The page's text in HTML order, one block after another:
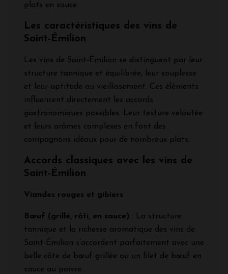
plats en sauce.
Les caractéristiques des vins de
Saint-Émilion
Les vins de Saint-Émilion se distinguent par leur
structure tannique et équilibrée, leur souplesse
et leur aptitude au vieillissement. Ces éléments
influencent directement les accords
gastronomiques possibles. Leur texture veloutée
et leurs arômes complexes en font des
compagnons idéaux pour de nombreux plats.
Accords classiques avec les vins de
Saint-Émilion
Viandes rouges et gibiers
Bœuf (grillé, rôti, en sauce) : La structure
tannique et la richesse aromatique des vins de
Saint-Émilion s’accordent parfaitement avec une
belle côte de bœuf grillée ou un filet de bœuf en
sauce au poivre.